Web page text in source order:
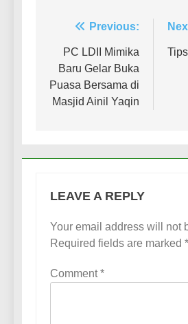
Post
navigation
Previous:
PC LDII Mimika
Baru Gelar Buka
Puasa Bersama di
Masjid Ainil Yaqin
LEAVE A REPLY
Your email address will not
Required fields are marked *
Comment*